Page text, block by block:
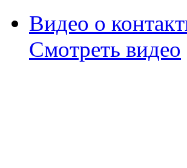
Видео о
Смотреть видео